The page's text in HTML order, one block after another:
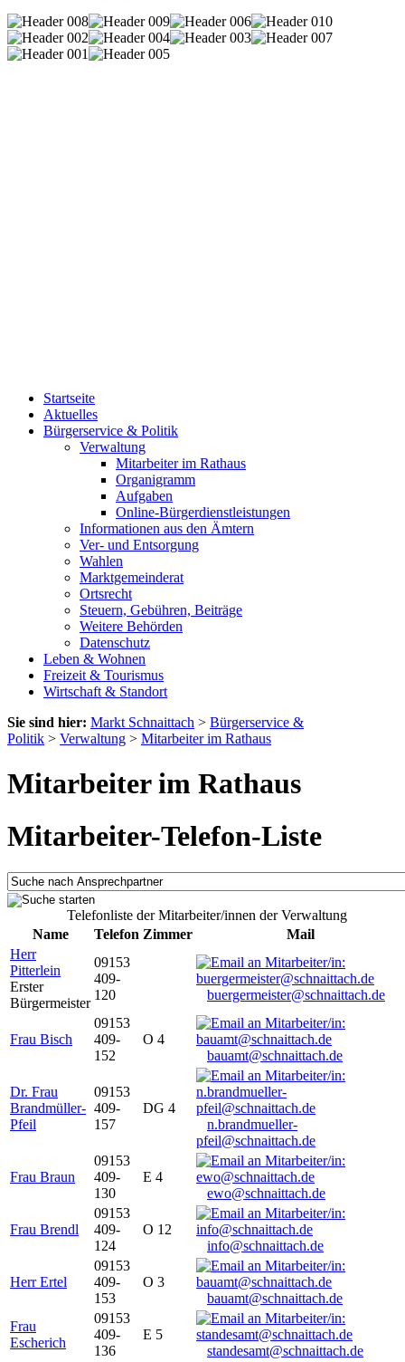
Startseite
Aktuelles
Bürgerservice & Politik
Verwaltung
Mitarbeiter im Rathaus
Organigramm
Aufgaben
Online-Bürgerdienstleistungen
Informationen aus den Ämtern
Ver- und Entsorgung
Wahlen
Marktgemeinderat
Ortsrecht
Steuern, Gebühren, Beiträge
Weitere Behörden
Datenschutz
Leben & Wohnen
Freizeit & Tourismus
Wirtschaft & Standort
Sie sind hier: Markt Schnaittach > Bürgerservice &
Politik > Verwaltung > Mitarbeiter im Rathaus
Mitarbeiter im Rathaus
Mitarbeiter-Telefon-Liste
Telefonliste der Mitarbeiter/innen der Verwaltung
Name
Telefon Zimmer
Mail
Herr
Pitterlein
Erster
Bürgermeister
09153
409-
120
buergermeister@schnaittach.de
Frau Bisch
09153
409-
152
O 4
bauamt@schnaittach.de
Dr. Frau
Brandmüller-
Pfeil
09153
409-
157
DG 4
n.brandmueller-
pfeil@schnaittach.de
Frau Braun
09153
409-
130
E 4
ewo@schnaittach.de
Frau Brendl
09153
409-
124
O 12
info@schnaittach.de
Herr Ertel
09153
409-
153
O 3
bauamt@schnaittach.de
Frau
Escherich
09153
409-
136
E 5
standesamt@schnaittach.de